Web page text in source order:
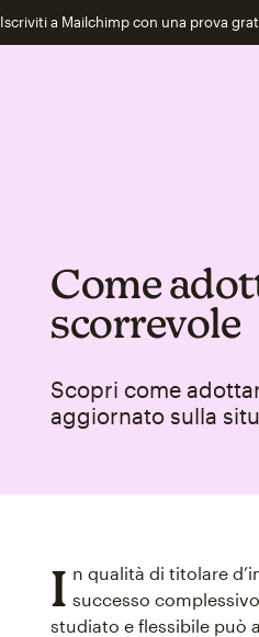
Iscriviti a Mailchimp con una prova
Come
scorrevole
Scopri come
aggiornato sulla
I n qualità di titolare
successo
studiato e flessibile può